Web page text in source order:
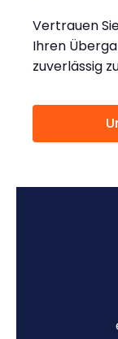
Vertrauen
Ihren
zuverlässig